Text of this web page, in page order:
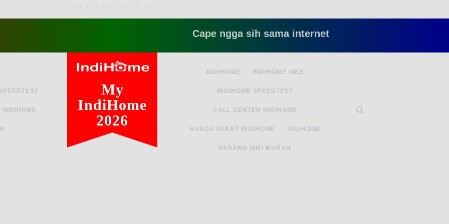
Cape ngga sih sama internet yang lambat gitu gitu aja
INDIHOME
My
IndiHome
2026
INDIHOME INDIHOME WEB
INDIHOME SPEEDTEST
CALL CENTER INDIHOME
HARGA PAKET INDIHOME INDIHOME
PASANG WIFI MURAH